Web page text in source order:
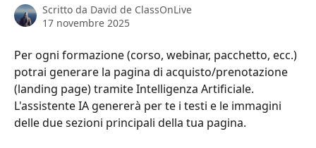
Scritto da David de ClassOnLive
17 novembre 2025
Per ogni formazione (corso, webinar, pacchetto, ecc.)
potrai generare la pagina di acquisto/prenotazione
(landing page) tramite Intelligenza Artificiale.
L'assistente IA genererà per te i testi e le immagini
delle due sezioni principali della tua pagina.